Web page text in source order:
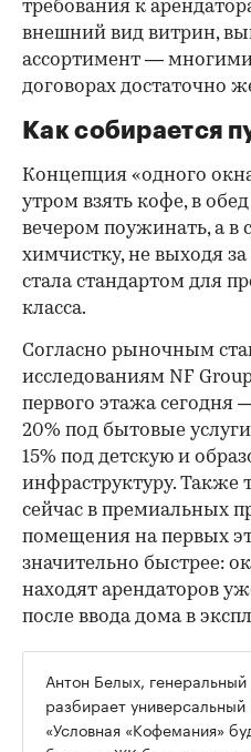
требования к
внешний вид витрин,
ассортимент —
договорах достаточно
Как собирается
Концепция «одного
утром взять кофе, в
вечером поужинать, а в
химчистку, не выходя
стала стандартом для
класса.
Согласно рыночным
исследованиям NF
первого этажа сегодня
20% под бытовые
15% под детскую и
инфраструктуру. Также
сейчас в премиальных
помещения на первых
значительно быстрее:
находят арендаторов
после ввода дома в
Антон Белых,
разбирает
«Условная «Кофемания»